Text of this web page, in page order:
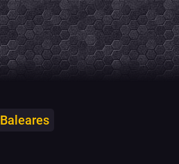
Baleares